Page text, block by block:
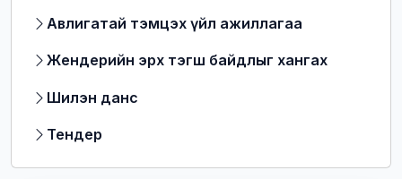
Авлигатай тэмцэх үйл ажиллагаа
Жендерийн эрх тэгш байдлыг хангах
Шилэн данс
Тендер